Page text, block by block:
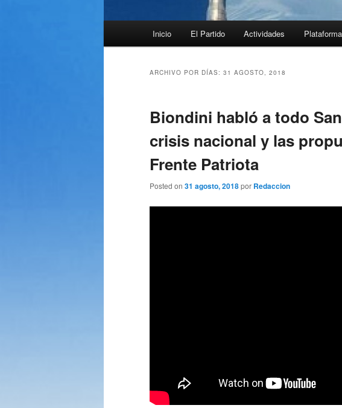
Inicio El Partido Actividades Plataforma
ARCHIVO POR DÍAS: 31 AGOSTO, 2018
Biondini habló a todo
crisis nacional y las
Frente Patriota
Posted on 31 agosto, 2018por Redaccion